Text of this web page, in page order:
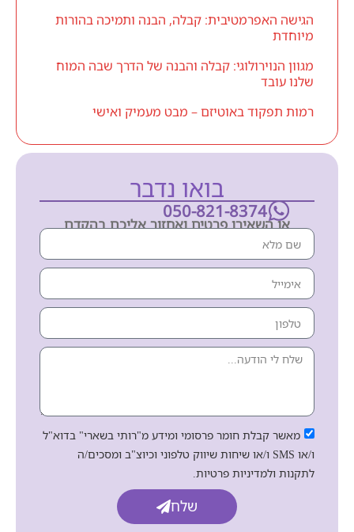
הגישה האפרמטיבית: קבלה, הבנה ותמיכה בהורות
מיוחדת
מגוון הנוירולוגי: קבלה והבנה של הדרך שבה המוח
שלנו עובד
רמות תפקוד באוטיזם – מבט מעמיק ואישי
בואו נדבר
050-821-8374
או השאירו פרטים ואחזור אליכם בהקדם
מאשר קבלת חומר פרסומי ומידע מ"רותי בשארי" בדוא"ל
ו/או SMS ו/או שיחות שיווק טלפוני וכיוצ"ב ומסכים/ה
לתקנות ולמדיניות פרטיות.
שלח